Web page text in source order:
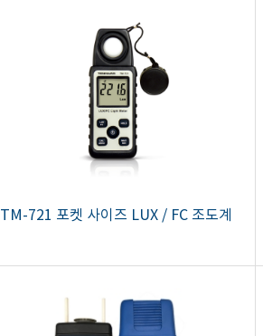
TM-721 포켓 사이즈 LUX / FC 조도계